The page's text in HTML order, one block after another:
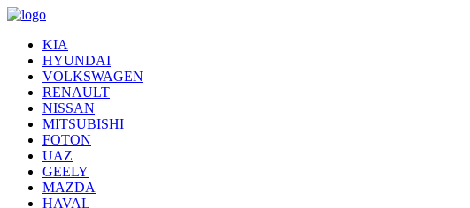
KIA
HYUNDAI
VOLKSWAGEN
RENAULT
NISSAN
MITSUBISHI
FOTON
UAZ
GEELY
MAZDA
HAVAL